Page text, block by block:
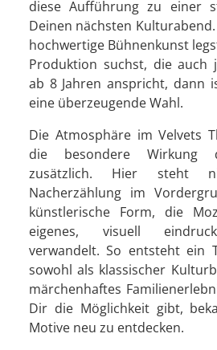
diese Aufführung zu einer
Deinen nächsten
hochwertige Bühnenkunst
Produktion suchst, die auch
ab 8 Jahren anspricht, dann
eine überzeugende Wahl.
Die Atmosphäre im Velvets
die besondere Wirkung
zusätzlich. Hier steht
Nacherzählung im
künstlerische Form, die
eigenes, visuell
verwandelt. So entsteht ein
sowohl als klassischer
märchenhaftes
Dir die Möglichkeit gibt,
Motive neu zu entdecken.